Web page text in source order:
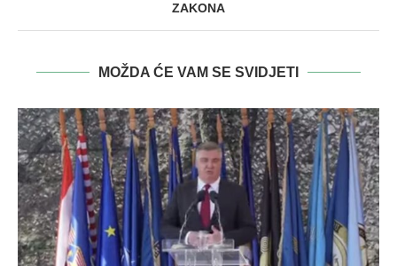
ZAKONA
MOŽDA ĆE VAM SE SVIDJETI